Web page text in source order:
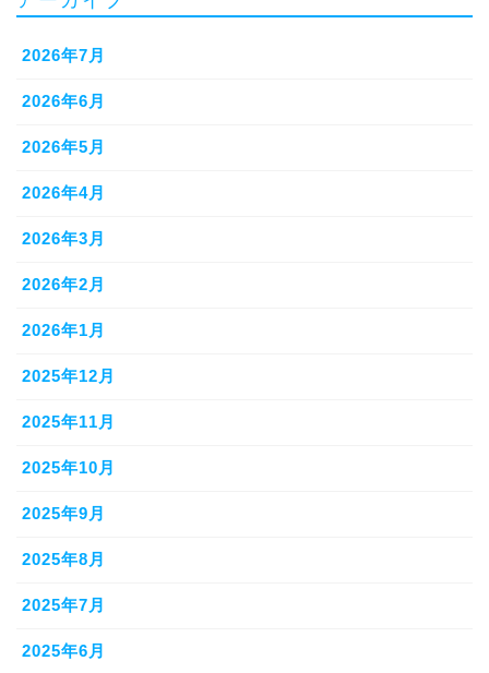
2026年7月
2026年6月
2026年5月
2026年4月
2026年3月
2026年2月
2026年1月
2025年12月
2025年11月
2025年10月
2025年9月
2025年8月
2025年7月
2025年6月